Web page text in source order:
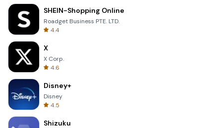
SHEIN-Shopping Online
Roadget Business PTE. LTD.
4.4
X
X Corp.
4.6
Disney+
Disney
4.5
Shizuku